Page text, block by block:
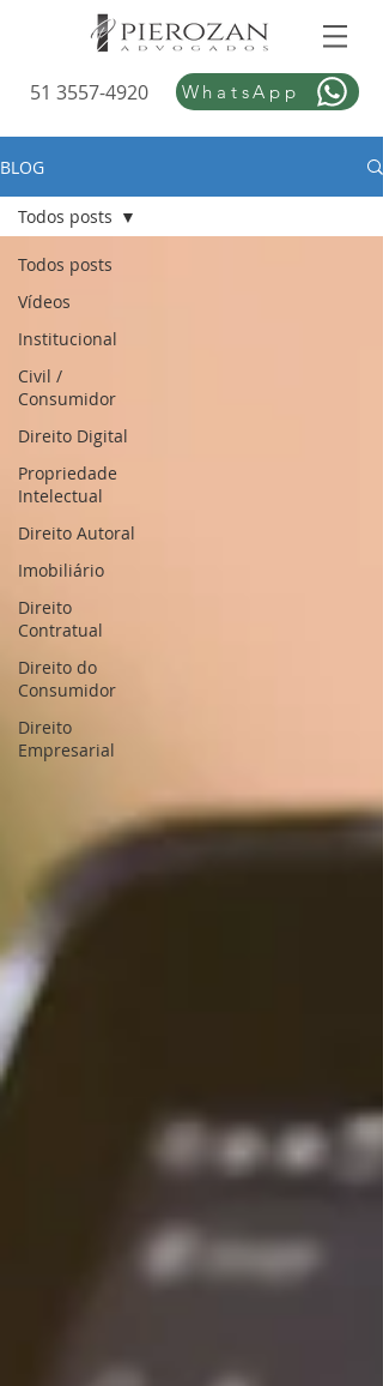
51 3557-4920 WhatsApp
BLOG
Todos posts
Vídeos
Institucional
Civil /
Consumidor
Direito Digital
Propriedade
Intelectual
Direito Autoral
Imobiliário
Direito
Contratual
Direito do
Consumidor
Direito
Empresarial
Todos posts